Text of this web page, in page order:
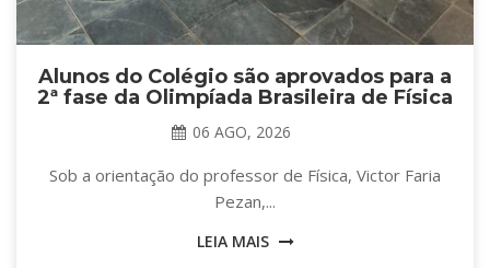
Alunos do Colégio são aprovados para a
2ª fase da Olimpíada Brasileira de Física
06 AGO, 2026
Sob a orientação do professor de Física, Victor Faria
Pezan,...
LEIA MAIS